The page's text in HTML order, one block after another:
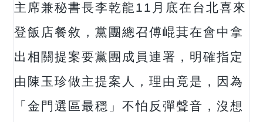
主席兼秘書長李乾龍11月底在台北喜來
登飯店餐敘，黨團總召傅崐萁在會中拿
出相關提案要黨團成員連署，明確指定
由陳玉珍做主提案人，理由竟是，因為
「金門選區最穩」不怕反彈聲音，沒想